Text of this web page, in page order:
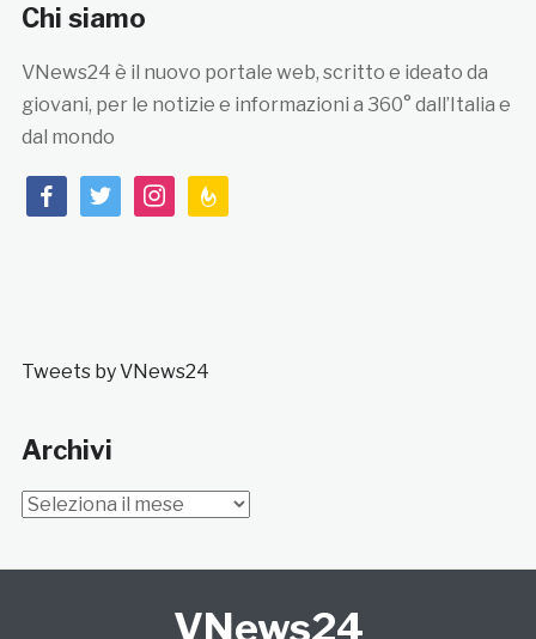
Chi siamo
VNews24 è il nuovo portale web, scritto e ideato da
giovani, per le notizie e informazioni a 360° dall’Italia e
dal mondo
facebooktwitterinstagramfeedburner
Tweets by VNews24
Archivi
Archivi
VNews24